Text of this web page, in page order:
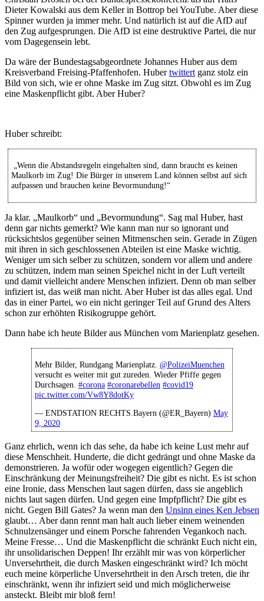
Dieter Kowalski aus dem Keller in Bottrop bei YouTube. Aber diese
Spinner wurden ja immer mehr. Und natürlich ist auf die AfD auf
den Zug aufgesprungen. Die AfD ist eine destruktive Partei, die nur
vom Dagegensein lebt.
Da wäre der Bundestagsabgeordnete Johannes Huber aus dem
Kreisverband Freising-Pfaffenhofen. Hubertwittert ganz stolz ein
Bild von sich, wie er ohne Maske im Zug sitzt. Obwohl es im Zug
eine Maskenpflicht gibt. Aber Huber?
Huber schreibt:
„Wenn die Abstandsregeln eingehalten sind, dann braucht es keinen
Maulkorb im Zug! Die Bürger in unserem Land können selbst auf sich
aufpassen und brauchen keine Bevormundung!“
Ja klar. „Maulkorb“ und „Bevormundung“. Sag mal Huber, hast
denn gar nichts gemerkt? Wie kann man nur so ignorant und
rücksichtslos gegenüber seinen Mitmenschen sein. Gerade in Zügen
mit ihren in sich geschlossenen Abteilen ist eine Maske wichtig.
Weniger um sich selber zu schützen, sondern vor allem und andere
zu schützen, indem man seinen Speichel nicht in der Luft verteilt
und damit vielleicht andere Menschen infiziert. Denn ob man selber
infiziert ist, das weiß man nicht. Aber Huber ist das alles egal. Und
das in einer Partei, wo ein nicht geringer Teil auf Grund des Alters
schon zur erhöhten Risikogruppe gehört.
Dann habe ich heute Bilder aus München vom Marienplatz gesehen.
Mehr Bilder, Rundgang Marienplatz. @PolizeiMuenchen
versucht es weiter mit gut zureden. Wieder Pfiffe gegen
Durchsagen. #corona #coronarebellen #covid19
pic.twitter.com/Vw8Y8dotKy
— ENDSTATION RECHTS.Bayern (@ER_Bayern) May
9, 2020
Ganz ehrlich, wenn ich das sehe, da habe ich keine Lust mehr auf
diese Menschheit. Hunderte, die dicht gedrängt und ohne Maske da
demonstrieren. Ja wofür oder wogegen eigentlich? Gegen die
Einschränkung der Meinungsfreiheit? Die gibt es nicht. Es ist schon
eine Ironie, dass Menschen laut sagen dürfen, dass sie angeblich
nichts laut sagen dürfen. Und gegen eine Impfpflicht? Die gibt es
nicht. Gegen Bill Gates? Ja wenn man den Unsinn eines Ken Jebsen
glaubt… Aber dann rennt man halt auch lieber einem weinenden
Schnulzensänger und einem Porsche fahrenden Vegankoch nach.
Meine Fresse… Und die Maskenpflicht die schränkt Euch nicht ein,
ihr unsolidarischen Deppen! Ihr erzählt mir was von körperlicher
Unversehrtheit, die durch Masken eingeschränkt wird? Ich möcht
euch meine körperliche Unversehrtheit in den Arsch treten, die ihr
einschränkt, wenn ihr infiziert seid und mich möglicherweise
ansteckt. Bleibt mir bloß fern!